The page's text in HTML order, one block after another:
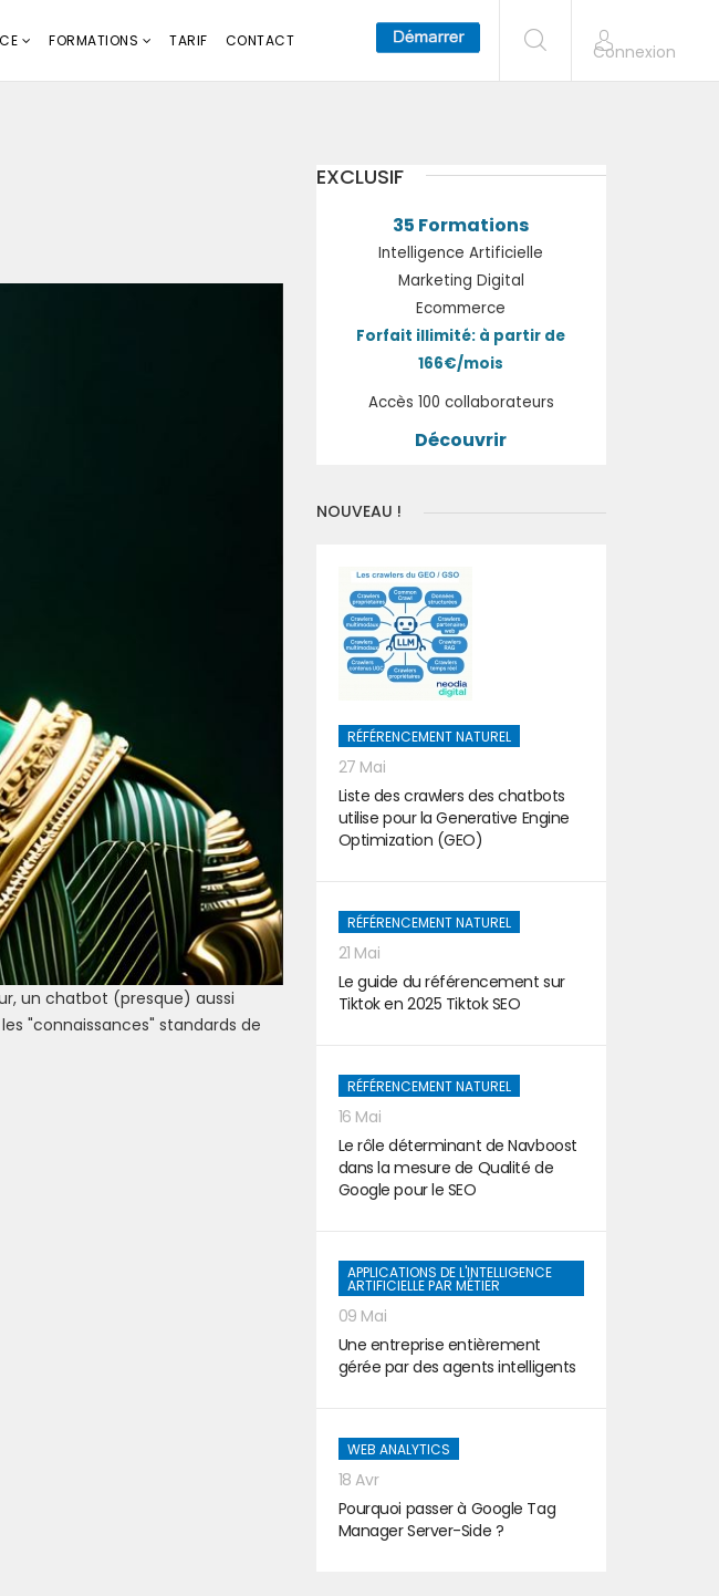
FORMATIONS TARIF CONTACT
Connexion
un chatbot (presque) aussi
"connaissances" standards de
EXCLUSIF
35 Formations
Intelligence Artificielle
Marketing Digital
Ecommerce
Forfait illimité: à partir de
166€/mois
Accès 100 collaborateurs
Découvrir
NOUVEAU !
RÉFÉRENCEMENT NATUREL
27 Mai
Liste des crawlers des chatbots
utilise pour la Generative Engine
Optimization (GEO)
RÉFÉRENCEMENT NATUREL
21 Mai
Le guide du référencement sur
Tiktok en 2025 Tiktok SEO
RÉFÉRENCEMENT NATUREL
16 Mai
Le rôle déterminant de Navboost
dans la mesure de Qualité de
Google pour le SEO
APPLICATIONS DE L'INTELLIGENCE
ARTIFICIELLE PAR MÉTIER
09 Mai
Une entreprise entièrement
gérée par des agents intelligents
WEB ANALYTICS
18 Avr
Pourquoi passer à Google Tag
Manager Server-Side ?